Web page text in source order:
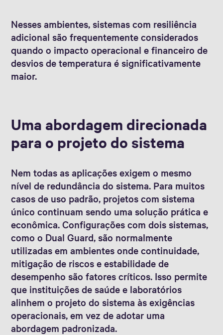
Nesses ambientes, sistemas com resiliência
adicional são frequentemente considerados
quando o impacto operacional e financeiro de
desvios de temperatura é significativamente
maior.
Uma abordagem direcionada
para o projeto do sistema
Nem todas as aplicações exigem o mesmo
nível de redundância do sistema. Para muitos
casos de uso padrão, projetos com sistema
único continuam sendo uma solução prática e
econômica. Configurações com dois sistemas,
como o Dual Guard, são normalmente
utilizadas em ambientes onde continuidade,
mitigação de riscos e estabilidade de
desempenho são fatores críticos. Isso permite
que instituições de saúde e laboratórios
alinhem o projeto do sistema às exigências
operacionais, em vez de adotar uma
abordagem padronizada.